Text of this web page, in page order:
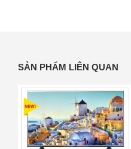
SẢN PHẨM LIÊN QUAN